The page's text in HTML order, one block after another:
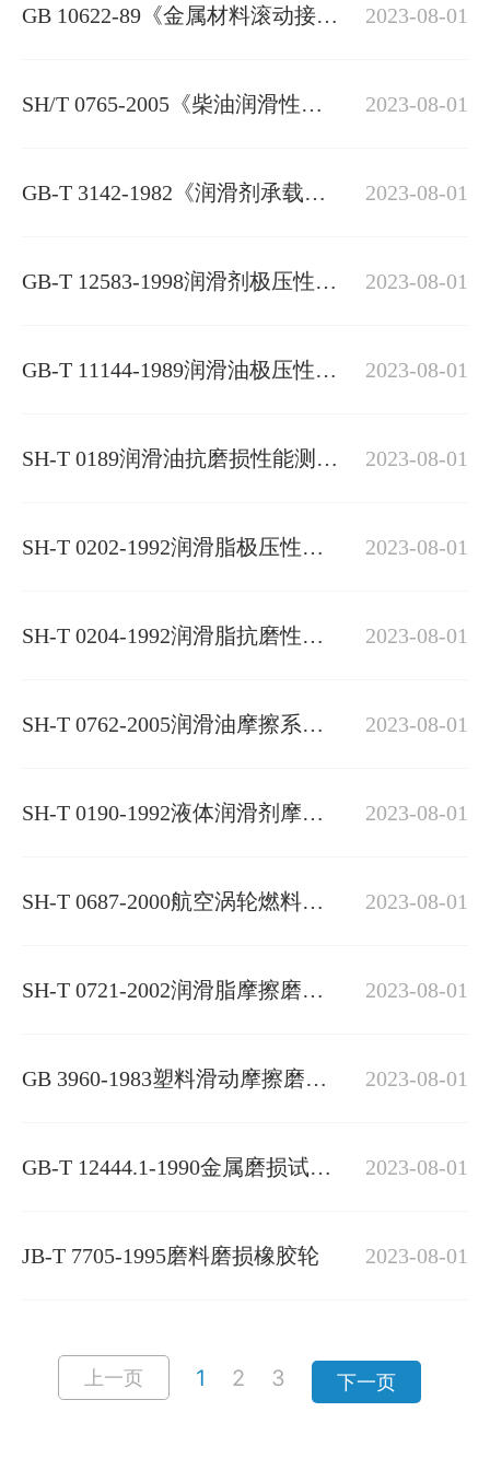
GB 10622-89《金属材料滚动接触
2023-08-01
SH/T 0765-2005《柴油润滑性评
2023-08-01
GB-T 3142-1982《润滑剂承载能
2023-08-01
GB-T 12583-1998润滑剂极压性能
2023-08-01
GB-T 11144-1989润滑油极压性能
2023-08-01
SH-T 0189润滑油抗磨损性能测定
2023-08-01
SH-T 0202-1992润滑脂极压性能
2023-08-01
SH-T 0204-1992润滑脂抗磨性能
2023-08-01
SH-T 0762-2005润滑油摩擦系数
2023-08-01
SH-T 0190-1992液体润滑剂摩擦
2023-08-01
SH-T 0687-2000航空涡轮燃料润
2023-08-01
SH-T 0721-2002润滑脂摩擦磨损
2023-08-01
GB 3960-1983塑料滑动摩擦磨损
2023-08-01
GB-T 12444.1-1990金属磨损试验
2023-08-01
JB-T 7705-1995磨料磨损橡胶轮 2023-08-01
上一页 1 2 3 下一页